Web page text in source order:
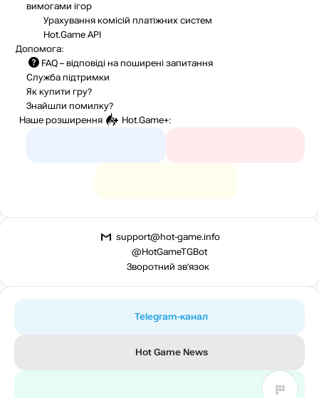
вимогами ігор
Урахування комісій платіжних систем
Hot.Game API
Допомога:
FAQ – відповіді на поширені запитання
Служба підтримки
Як купити гру?
Знайшли помилку?
Наше розширення
Hot.Game+:
support@hot-game.info
@HotGameTGBot
Зворотний зв’язок
Telegram-канал
Hot Game News